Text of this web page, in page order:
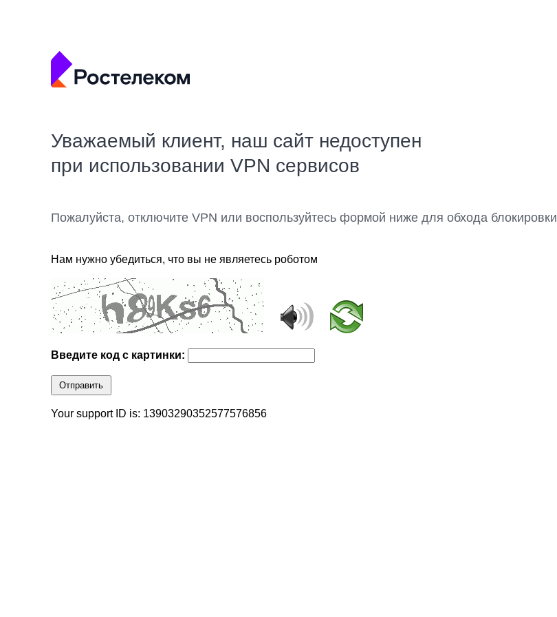
Уважаемый клиент, наш сайт недоступен
при использовании VPN сервисов
Пожалуйста, отключите VPN или воспользуйтесь формой ниже для обхода блокировки
Нам нужно убедиться, что вы не являетесь роботом
Введите код с картинки:
Отправить
Your support ID is: 13903290352577576856